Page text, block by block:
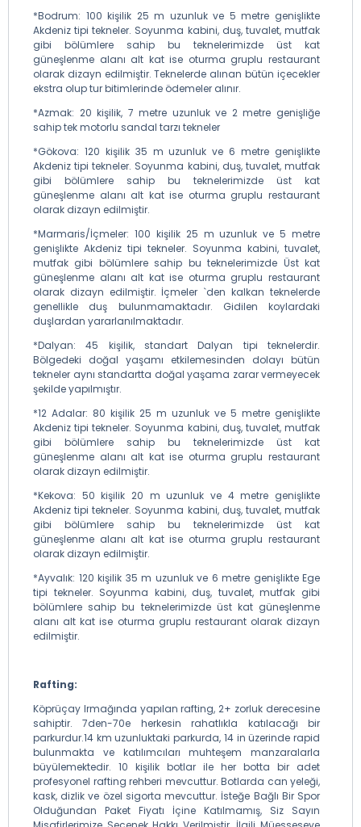
*Bodrum: 100 kişilik 25 m uzunluk ve 5 metre genişlikte
Akdeniz tipi tekneler. Soyunma kabini, duş, tuvalet, mutfak
gibi bölümlere sahip bu teknelerimizde üst kat
güneşlenme alanı alt kat ise oturma gruplu restaurant
olarak dizayn edilmiştir. Teknelerde alınan bütün içecekler
ekstra olup tur bitimlerinde ödemeler alınır.
*Azmak: 20 kişilik, 7 metre uzunluk ve 2 metre genişliğe
sahip tek motorlu sandal tarzı tekneler
*Gökova: 120 kişilik 35 m uzunluk ve 6 metre genişlikte
Akdeniz tipi tekneler. Soyunma kabini, duş, tuvalet, mutfak
gibi bölümlere sahip bu teknelerimizde üst kat
güneşlenme alanı alt kat ise oturma gruplu restaurant
olarak dizayn edilmiştir.
*Marmaris/İçmeler: 100 kişilik 25 m uzunluk ve 5 metre
genişlikte Akdeniz tipi tekneler. Soyunma kabini, tuvalet,
mutfak gibi bölümlere sahip bu teknelerimizde Üst kat
güneşlenme alanı alt kat ise oturma gruplu restaurant
olarak dizayn edilmiştir. İçmeler `den kalkan teknelerde
genellikle duş bulunmamaktadır. Gidilen koylardaki
duşlardan yararlanılmaktadır.
*Dalyan: 45 kişilik, standart Dalyan tipi teknelerdir.
Bölgedeki doğal yaşamı etkilemesinden dolayı bütün
tekneler aynı standartta doğal yaşama zarar vermeyecek
şekilde yapılmıştır.
*12 Adalar: 80 kişilik 25 m uzunluk ve 5 metre genişlikte
Akdeniz tipi tekneler. Soyunma kabini, duş, tuvalet, mutfak
gibi bölümlere sahip bu teknelerimizde üst kat
güneşlenme alanı alt kat ise oturma gruplu restaurant
olarak dizayn edilmiştir.
*Kekova: 50 kişilik 20 m uzunluk ve 4 metre genişlikte
Akdeniz tipi tekneler. Soyunma kabini, duş, tuvalet, mutfak
gibi bölümlere sahip bu teknelerimizde üst kat
güneşlenme alanı alt kat ise oturma gruplu restaurant
olarak dizayn edilmiştir.
*Ayvalık: 120 kişilik 35 m uzunluk ve 6 metre genişlikte Ege
tipi tekneler. Soyunma kabini, duş, tuvalet, mutfak gibi
bölümlere sahip bu teknelerimizde üst kat güneşlenme
alanı alt kat ise oturma gruplu restaurant olarak dizayn
edilmiştir.
Rafting:
Köprüçay Irmağında yapılan rafting, 2+ zorluk derecesine
sahiptir. 7den-70e herkesin rahatlıkla katılacağı bir
parkurdur.14 km uzunluktaki parkurda, 14 in üzerinde rapid
bulunmakta ve katılımcıları muhteşem manzaralarla
büyülemektedir. 10 kişilik botlar ile her botta bir adet
profesyonel rafting rehberi mevcuttur. Botlarda can yeleği,
kask, dizlik ve özel sigorta mevcuttur. İsteğe Bağlı Bir Spor
Olduğundan Paket Fiyatı İçine Katılmamış, Siz Sayın